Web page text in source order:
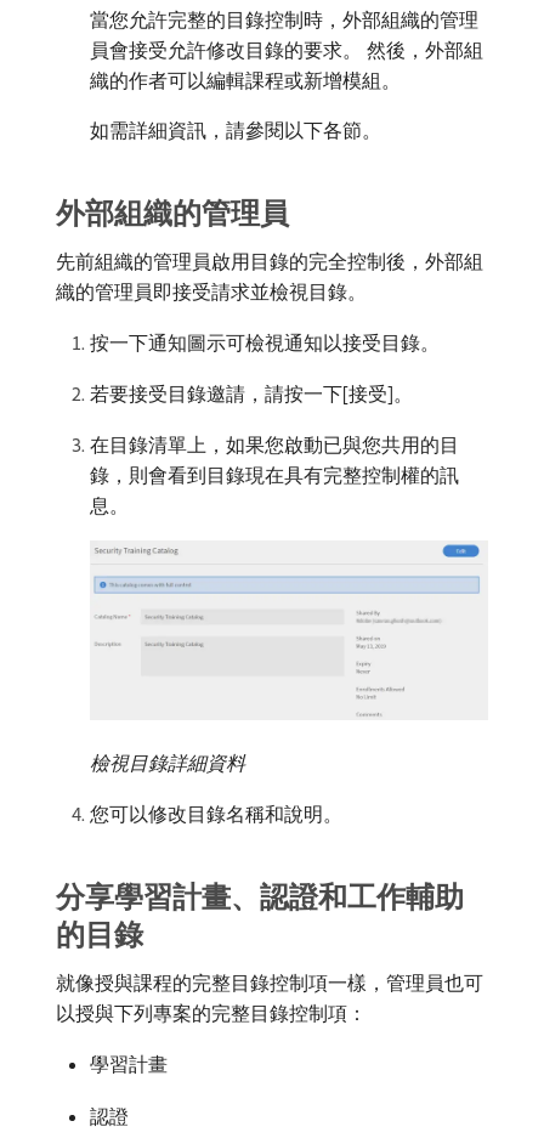
當您允許完整的目錄控制時，外部組織的管理
員會接受允許修改目錄的要求。 然後，外部組
織的作者可以編輯課程或新增模組。
如需詳細資訊，請參閱以下各節。
外部組織的管理員
先前組織的管理員啟用目錄的完全控制後，外部組
織的管理員即接受請求並檢視目錄。
按一下通知圖示可檢視通知以接受目錄。
若要接受目錄邀請，請按一下[接受]。
在目錄清單上，如果您啟動已與您共用的目
錄，則會看到目錄現在具有完整控制權的訊
息。
檢視目錄詳細資料
您可以修改目錄名稱和說明。
分享學習計畫、認證和工作輔助
的目錄
就像授與課程的完整目錄控制項一樣，管理員也可
以授與下列專案的完整目錄控制項：
學習計畫
認證